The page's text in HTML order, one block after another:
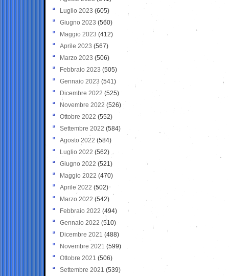
Luglio 2023 (605)
Giugno 2023 (560)
Maggio 2023 (412)
Aprile 2023 (567)
Marzo 2023 (506)
Febbraio 2023 (505)
Gennaio 2023 (541)
Dicembre 2022 (525)
Novembre 2022 (526)
Ottobre 2022 (552)
Settembre 2022 (584)
Agosto 2022 (584)
Luglio 2022 (562)
Giugno 2022 (521)
Maggio 2022 (470)
Aprile 2022 (502)
Marzo 2022 (542)
Febbraio 2022 (494)
Gennaio 2022 (510)
Dicembre 2021 (488)
Novembre 2021 (599)
Ottobre 2021 (506)
Settembre 2021 (539)